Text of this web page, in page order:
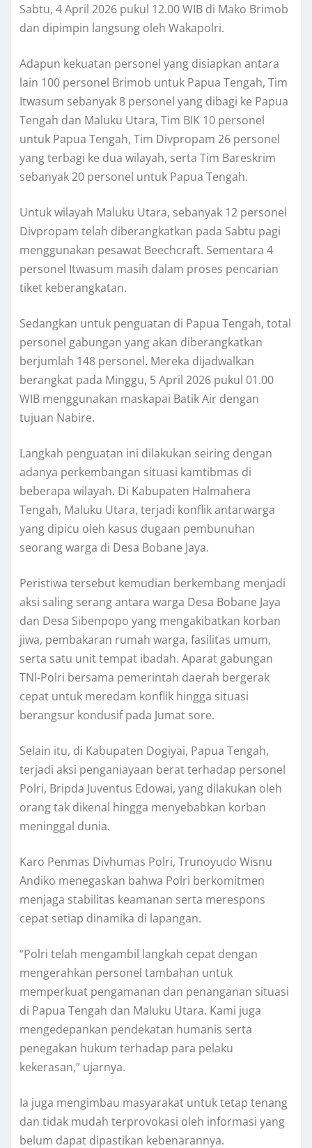
Sabtu, 4 April 2026 pukul 12.00 WIB di Mako Brimob
dan dipimpin langsung oleh Wakapolri.
Adapun kekuatan personel yang disiapkan antara
lain 100 personel Brimob untuk Papua Tengah, Tim
Itwasum sebanyak 8 personel yang dibagi ke Papua
Tengah dan Maluku Utara, Tim BIK 10 personel
untuk Papua Tengah, Tim Divpropam 26 personel
yang terbagi ke dua wilayah, serta Tim Bareskrim
sebanyak 20 personel untuk Papua Tengah.
Untuk wilayah Maluku Utara, sebanyak 12 personel
Divpropam telah diberangkatkan pada Sabtu pagi
menggunakan pesawat Beechcraft. Sementara 4
personel Itwasum masih dalam proses pencarian
tiket keberangkatan.
Sedangkan untuk penguatan di Papua Tengah, total
personel gabungan yang akan diberangkatkan
berjumlah 148 personel. Mereka dijadwalkan
berangkat pada Minggu, 5 April 2026 pukul 01.00
WIB menggunakan maskapai Batik Air dengan
tujuan Nabire.
Langkah penguatan ini dilakukan seiring dengan
adanya perkembangan situasi kamtibmas di
beberapa wilayah. Di Kabupaten Halmahera
Tengah, Maluku Utara, terjadi konflik antarwarga
yang dipicu oleh kasus dugaan pembunuhan
seorang warga di Desa Bobane Jaya.
Peristiwa tersebut kemudian berkembang menjadi
aksi saling serang antara warga Desa Bobane Jaya
dan Desa Sibenpopo yang mengakibatkan korban
jiwa, pembakaran rumah warga, fasilitas umum,
serta satu unit tempat ibadah. Aparat gabungan
TNI-Polri bersama pemerintah daerah bergerak
cepat untuk meredam konflik hingga situasi
berangsur kondusif pada Jumat sore.
Selain itu, di Kabupaten Dogiyai, Papua Tengah,
terjadi aksi penganiayaan berat terhadap personel
Polri, Bripda Juventus Edowai, yang dilakukan oleh
orang tak dikenal hingga menyebabkan korban
meninggal dunia.
Karo Penmas Divhumas Polri, Trunoyudo Wisnu
Andiko menegaskan bahwa Polri berkomitmen
menjaga stabilitas keamanan serta merespons
cepat setiap dinamika di lapangan.
“Polri telah mengambil langkah cepat dengan
mengerahkan personel tambahan untuk
memperkuat pengamanan dan penanganan situasi
di Papua Tengah dan Maluku Utara. Kami juga
mengedepankan pendekatan humanis serta
penegakan hukum terhadap para pelaku
kekerasan,” ujarnya.
Ia juga mengimbau masyarakat untuk tetap tenang
dan tidak mudah terprovokasi oleh informasi yang
belum dapat dipastikan kebenarannya.